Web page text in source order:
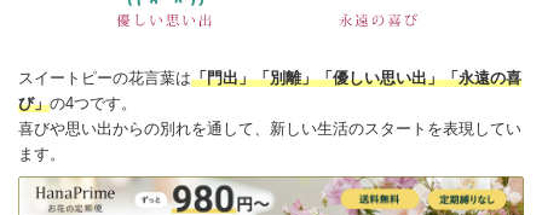
スイートピーの花言葉は「門出」「別離」「優しい思い出」「永遠の喜
び」の4つです。
喜びや思い出からの別れを通して、新しい生活のスタートを表現してい
ます。